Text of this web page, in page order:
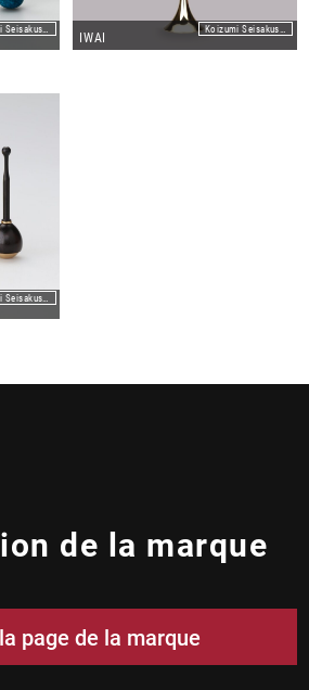
Koizumi Seisakusho Co.,Ltd IWAI Koizumi Seisakusho Co.,Ltd
de la marque
page de la marque